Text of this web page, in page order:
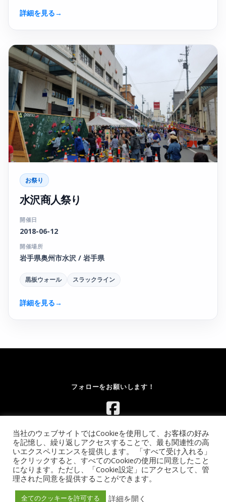
詳細を見る→
お祭り
水沢商人祭り
開催日
2018-06-12
開催場所
岩手県奥州市水沢 / 岩手県
黒板ウォール スラックライン
詳細を見る→
フォローをお願いします！
Copyright © 2026 レンタルボルダリングウォール.com｜イベント
向け移動式ウォールのレンタル【全国対応】
by FameThemes
当社のウェブサイトではCookieを使用して、お客様の好み
を記憶し、繰り返しアクセスすることで、最も関連性の高
いエクスペリエンスを提供します。 「すべて受け入れる」
をクリックすると、すべてのCookieの使用に同意したこと
になります。ただし、「Cookie設定」にアクセスして、管
理された同意を提供することができます。
全てのクッキーを許可する 詳細を開く